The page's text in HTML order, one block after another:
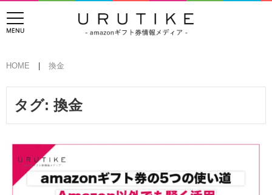
HOME 換金
タグ: 換金